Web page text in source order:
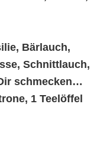
Bärlauch,
Schnittlauch,
schmecken…
1 Teelöffel